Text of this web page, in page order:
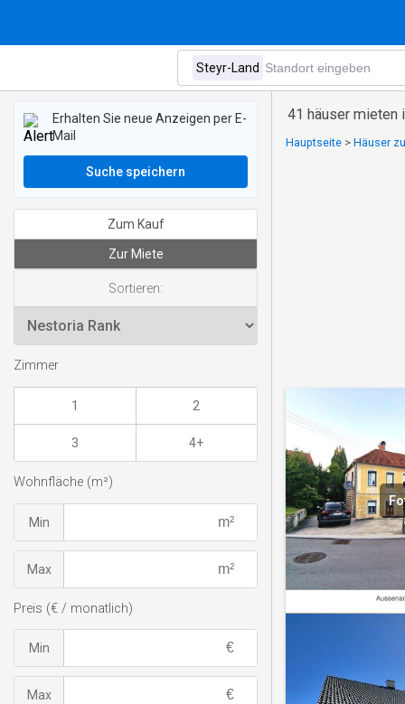
41 häuser mieten
Hauptseite > Häuser
Erhalten Sie neue Anzeigen per E-
Mail
Suche speichern
Zum Kauf
Zur Miete
Sortieren:
Zimmer
1 2
3 4+
Wohnfläche (m²)
Min
Max
Preis (€ / monatlich)
Min
Max